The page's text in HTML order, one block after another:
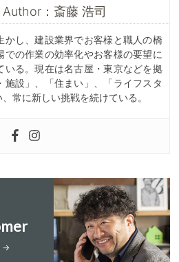
：斎藤 浩司
かし、建設業界でお客様と職人の橋
での作業の効率化やお客様の要望に
いる。現在は名古屋・東京などを拠
施設」、「住まい」、「ライフスタ
常に新しい挑戦を続けている。
→